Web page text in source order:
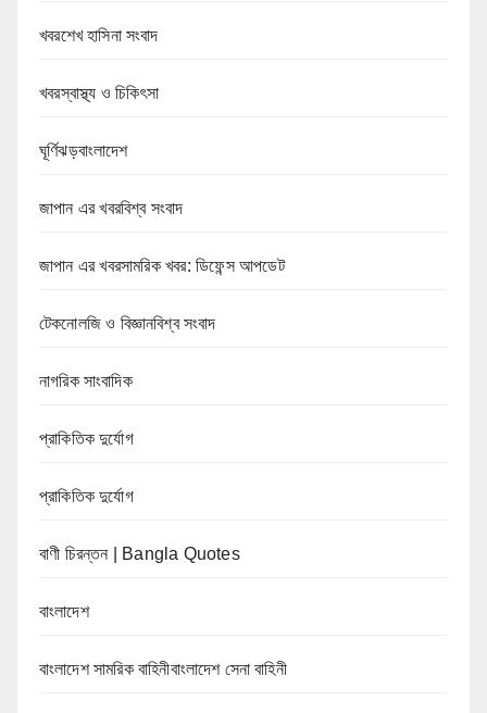
খবরশেখ হাসিনা সংবাদ
খবরস্বাস্থ্য ও চিকিৎসা
ঘূর্ণিঝড়বাংলাদেশ
জাপান এর খবরবিশ্ব সংবাদ
জাপান এর খবরসামরিক খবর: ডিফেন্স আপডেট
টেকনোলজি ও বিজ্ঞানবিশ্ব সংবাদ
নাগরিক সাংবাদিক
প্রাকিতিক দুর্যোগ
প্রাকিতিক দুর্যোগ
বাণী চিরন্তন | Bangla Quotes
বাংলাদেশ
বাংলাদেশ সামরিক বাহিনীবাংলাদেশ সেনা বাহিনী